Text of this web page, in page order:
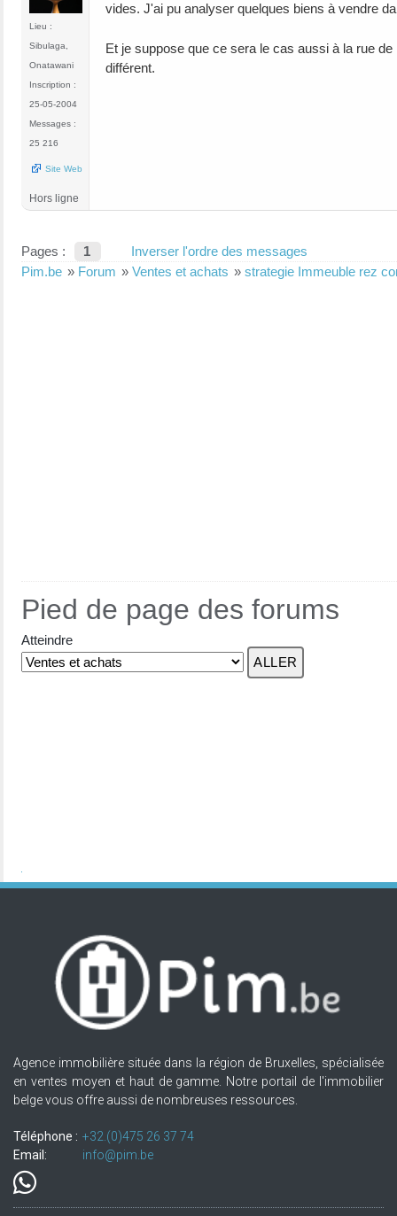
Lieu :
Sibulaga,
Onatawani
Inscription :
25-05-2004
Messages :
25 216
Site Web
vides. J'ai pu analyser quelques biens à vendre
Et je suppose que ce sera le cas aussi à la rue
différent.
Hors ligne
Pages : 1
Inverser l'ordre des messages
Pim.be » Forum » Ventes et achats » strategie Immeuble rez
Pied de page des forums
Atteindre
Agence immobilière située dans la région de Bruxelles, spécialisée
en ventes moyen et haut de gamme. Notre portail de l'immobilier
belge vous offre aussi de nombreuses ressources.
Téléphone : +32.(0)475 26 37 74
Email:
info@pim.be